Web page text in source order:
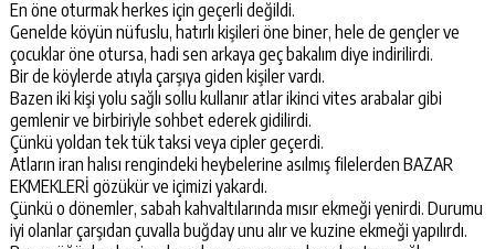
En öne oturmak herkes için geçerli değildi.
Genelde köyün nüfuslu, hatırlı kişileri öne biner, hele de gençler ve
çocuklar öne otursa, hadi sen arkaya geç bakalım diye indirilirdi.
Bir de köylerde atıyla çarşıya giden kişiler vardı.
Bazen iki kişi yolu sağlı sollu kullanır atlar ikinci vites arabalar gibi
gemlenir ve birbiriyle sohbet ederek gidilirdi.
Çünkü yoldan tek tük taksi veya cipler geçerdi.
Atların iran halısı rengindeki heybelerine asılmış filelerden BAZAR
EKMEKLERİ gözükür ve içimizi yakardı.
Çünkü o dönemler, sabah kahvaltılarında mısır ekmeği yenirdi. Durumu
iyi olanlar çarşıdan çuvalla buğday unu alır ve kuzine ekmeği yapılırdı.